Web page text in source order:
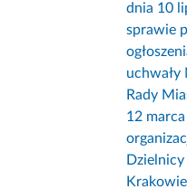
dnia 10
sprawie
Rady
12